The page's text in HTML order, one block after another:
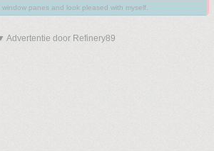
panes and look pleased with myself.
Advertentie door Refinery89